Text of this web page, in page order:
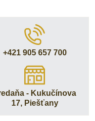
+421 905 657 700
- Kukučínova
17, Piešťany